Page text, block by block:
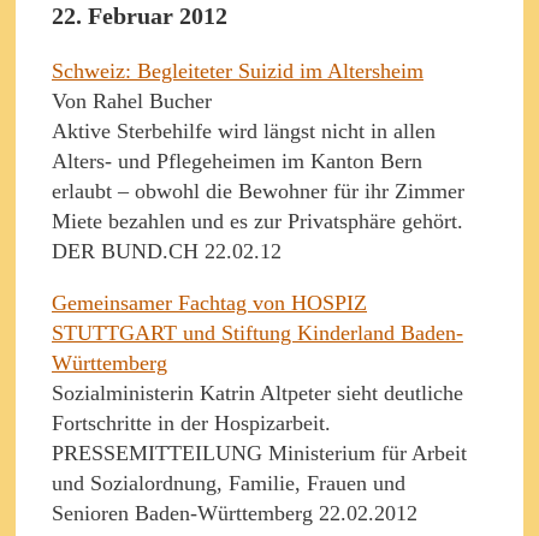
22. Februar 2012
Schweiz: Begleiteter Suizid im Altersheim
Von Rahel Bucher
Aktive Sterbehilfe wird längst nicht in allen
Alters- und Pflegeheimen im Kanton Bern
erlaubt – obwohl die Bewohner für ihr Zimmer
Miete bezahlen und es zur Privatsphäre gehört.
DER BUND.CH 22.02.12
Gemeinsamer Fachtag von HOSPIZ
STUTTGART und Stiftung Kinderland Baden-
Württemberg
Sozialministerin Katrin Altpeter sieht deutliche
Fortschritte in der Hospizarbeit.
PRESSEMITTEILUNG Ministerium für Arbeit
und Sozialordnung, Familie, Frauen und
Senioren Baden-Württemberg 22.02.2012